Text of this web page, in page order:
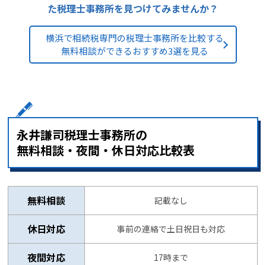
た税理士事務所を見つけてみませんか？
横浜で相続税専門の税理士事務所を比較する
無料相談ができるおすすめ3選を見る
永井謙司税理士事務所の
無料相談・夜間・休日対応比較表
無料相談 記載なし
休日対応 事前の連絡で土日祝日も対応
夜間対応 17時まで